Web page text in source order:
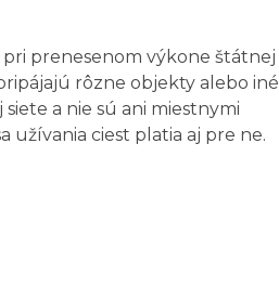
prenesenom výkone štátnej
rôzne objekty alebo iné
a nie sú ani miestnymi
užívania ciest platia aj pre ne.